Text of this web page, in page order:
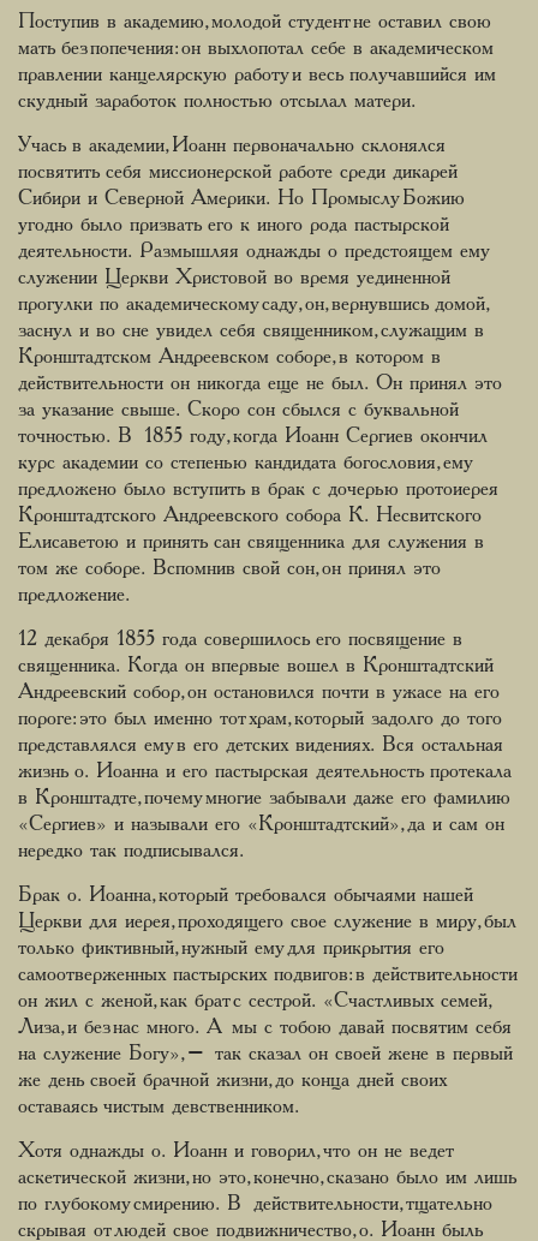
Поступив в академию, молодой студент не оставил свою
мать без попечения: он выхлопотал себе в академическом
правлении канцелярскую работу и весь получавшийся им
скудный заработок полностью отсылал матери.
Учась в академии, Иоанн первоначально склонялся
посвятить себя миссионерской работе среди дикарей
Сибири и Северной Америки. Но Промыслу Божию
угодно было призвать его к иного рода пастырской
деятельности. Размышляя однажды о предстоящем ему
служении Церкви Христовой во время уединенной
прогулки по академическому саду, он, вернувшись домой,
заснул и во сне увидел себя священником, служащим в
Кронштадтском Андреевском соборе, в котором в
действительности он никогда еще не был. Он принял это
за указание свыше. Скоро сон сбылся с буквальной
точностью. В 1855 году, когда Иоанн Сергиев окончил
курс академии со степенью кандидата богословия, ему
предложено было вступить в брак с дочерью протоиерея
Кронштадтского Андреевского собора К. Несвитского
Елисаветою и принять сан священника для служения в
том же соборе. Вспомнив свой сон, он принял это
предложение.
12 декабря 1855 года совершилось его посвящение в
священника. Когда он впервые вошел в Кронштадтский
Андреевский собор, он остановился почти в ужасе на его
пороге: это был именно тот храм, который задолго до того
представлялся ему в его детских видениях. Вся остальная
жизнь о. Иоанна и его пастырская деятельность протекала
в Кронштадте, почему многие забывали даже его фамилию
«Сергиев» и называли его «Кронштадтский», да и сам он
нередко так подписывался.
Брак о. Иоанна, который требовался обычаями нашей
Церкви для иерея, проходящего свое служение в миру, был
только фиктивный, нужный ему для прикрытия его
самоотверженных пастырских подвигов: в действительности
он жил с женой, как брат с сестрой. «Счастливых семей,
Лиза, и без нас много. А мы с тобою давай посвятим себя
на служение Богу», – так сказал он своей жене в первый
же день своей брачной жизни, до конца дней своих
оставаясь чистым девственником.
Хотя однажды о. Иоанн и говорил, что он не ведет
аскетической жизни, но это, конечно, сказано было им лишь
по глубокому смирению. В действительности, тщательно
скрывая от людей свое подвижничество, о. Иоанн быль